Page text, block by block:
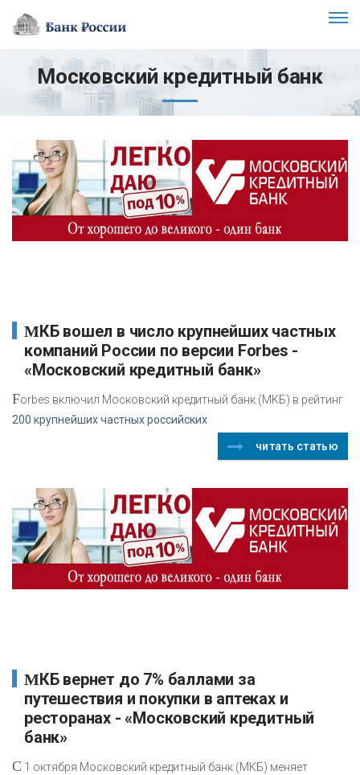
Московский кредитный банк
МКБ вошел в число крупнейших частных
компаний России по версии Forbes -
«Московский кредитный банк»
Forbes включил Московский кредитный банк (МКБ) в рейтинг
200 крупнейших частных российских
читать статью
МКБ вернет до 7% баллами за
путешествия и покупки в аптеках и
ресторанах - «Московский кредитный
банк»
С 1 октября Московский кредитный банк (МКБ) меняет